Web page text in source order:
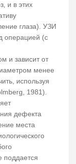
и в этих
глаза). УЗИ
операцией (с
и зависит от
менее
используя
1981).
дефекта
места
поддается